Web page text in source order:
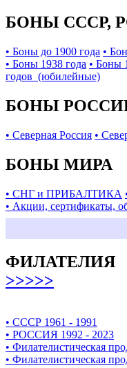
БОНЫ СССР,
• Боны до 1900 года •
• Боны 1938 года • Боны
годов (юбилейные)
БОНЫ
• Северная Россия •
БОНЫ МИРА
• СНГ и ПРИБАЛТИКА
• Акции, сертификаты,
ФИЛАТЕЛИЯ
>>>>>
• СССР 1961 - 1991
• РОССИЯ 1992 - 2023
• Филателистическая
• Филателистическая